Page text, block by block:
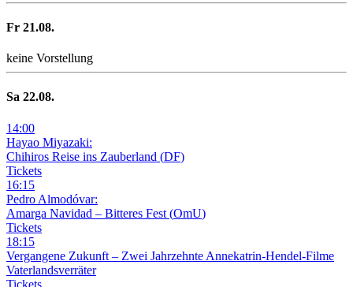
Fr 21.08.
keine Vorstellung
Sa 22.08.
14:00
Hayao Miyazaki:
Chihiros Reise ins Zauberland (DF)
Tickets
16:15
Pedro Almodóvar:
Amarga Navidad – Bitteres Fest (OmU)
Tickets
18:15
Vergangene Zukunft – Zwei Jahrzehnte Annekatrin-Hendel-Filme
Vaterlandsverräter
Tickets